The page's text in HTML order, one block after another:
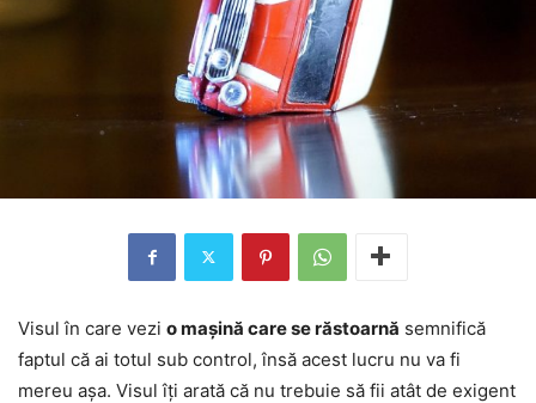
Visul în care vezi o mașină care se răstoarnă semnifică
faptul că ai totul sub control, însă acest lucru nu va fi
mereu așa. Visul îți arată că nu trebuie să fii atât de exigent